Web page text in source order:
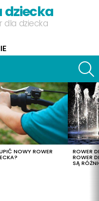
dziecka
dla dziecka
NOWY ROWER ROWER
ROWER
SĄ